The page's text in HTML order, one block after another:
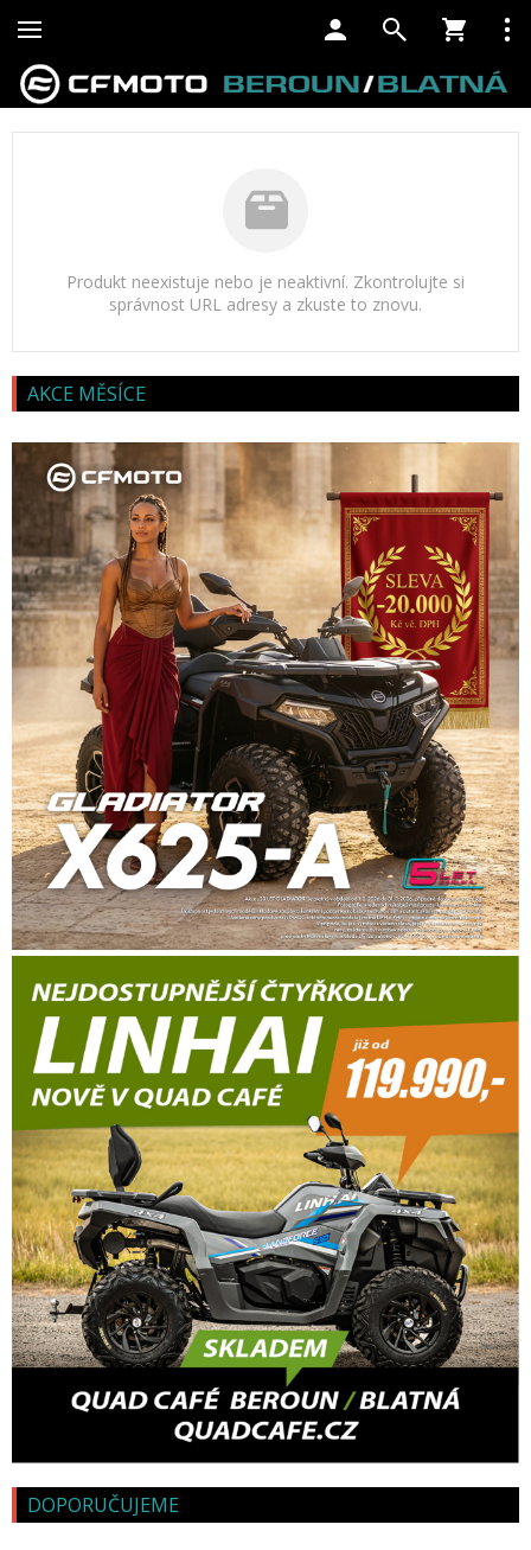
Produkt neexistuje nebo je neaktivní. Zkontrolujte si
správnost URL adresy a zkuste to znovu.
AKCE MĚSÍCE
DOPORUČUJEME